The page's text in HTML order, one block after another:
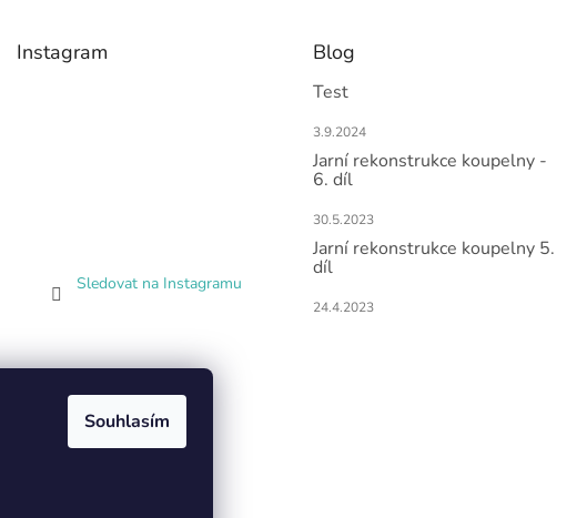
Souhlasím
Instagram
Sledovat na Instagramu
Blog
Test
3.9.2024
Jarní rekonstrukce koupelny -
6. díl
30.5.2023
Jarní rekonstrukce koupelny 5.
díl
24.4.2023